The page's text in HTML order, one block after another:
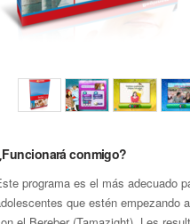
conmigo?
programa es el más adecuado
que estén empezando